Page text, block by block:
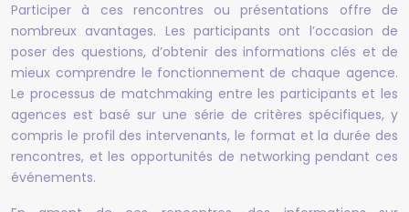
Participer à ces rencontres ou présentations offre de
nombreux avantages. Les participants ont l’occasion de
poser des questions, d’obtenir des informations clés et de
mieux comprendre le fonctionnement de chaque agence.
Le processus de matchmaking entre les participants et les
agences est basé sur une série de critères spécifiques, y
compris le profil des intervenants, le format et la durée des
rencontres, et les opportunités de networking pendant ces
événements.